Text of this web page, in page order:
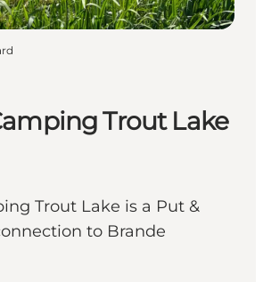
Trout Lake
Trout Lake is a Put &
to Brande